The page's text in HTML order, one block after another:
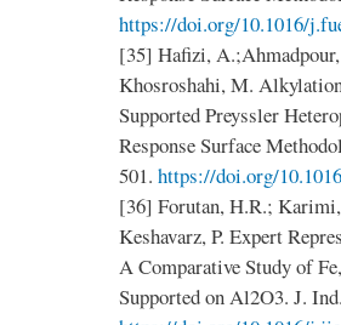
https://doi.org/10.1016/
[35] Hafizi,
Khosroshahi, M.
Supported Preyssler
Response Surface
501. https://doi.org/
[36] Forutan, H.R.;
Keshavarz, P. Expert
A Comparative Study of
Supported on Al2O3. J.